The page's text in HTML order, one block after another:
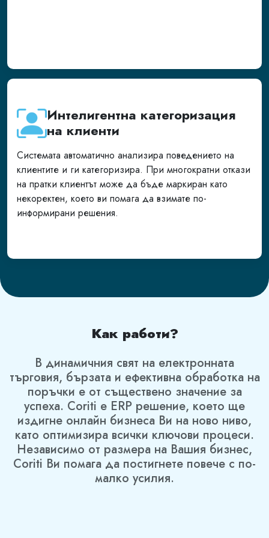
Интелигентна категоризация
на клиенти
Системата автоматично анализира поведението на
клиентите и ги категоризира. При многократни откази
на пратки клиентът може да бъде маркиран като
некоректен, което ви помага да взимате по-
информирани решения.
Как работи?
В динамичния свят на електронната
търговия, бързата и ефективна обработка на
поръчки е от съществено значение за
успеха. Coriti е ERP решение, което ще
издигне онлайн бизнеса Ви на ново ниво,
като оптимизира всички ключови процеси.
Независимо от размера на Вашия бизнес,
Coriti Ви помага да постигнете повече с по-
малко усилия.